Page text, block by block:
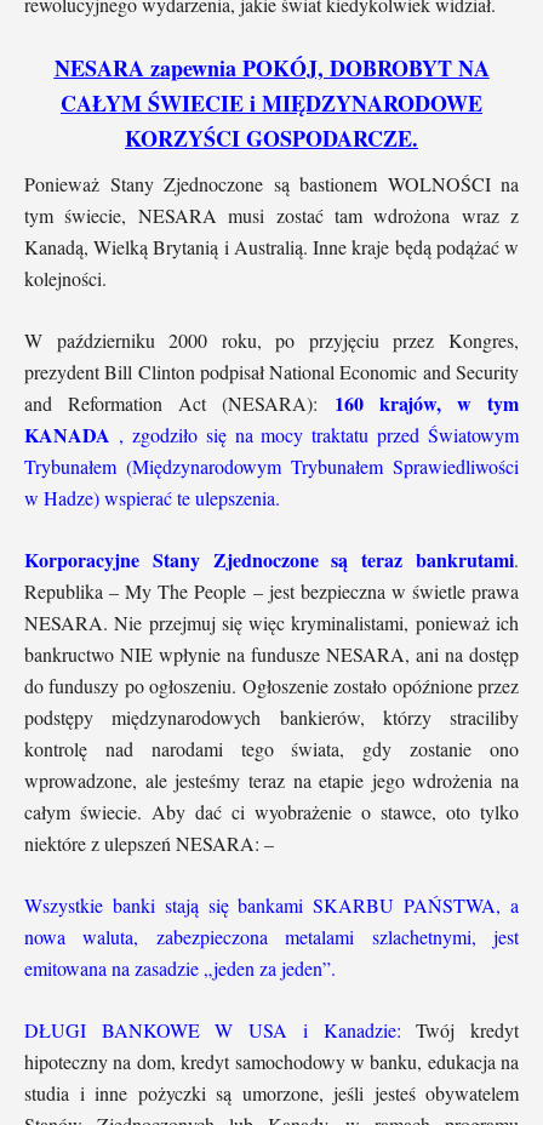
NESARA zapewnia POKÓJ, DOBROBYT NA
CAŁYM ŚWIECIE i MIĘDZYNARODOWE
KORZYŚCI GOSPODARCZE.
Ponieważ Stany Zjednoczone są bastionem WOLNOŚCI na
tym świecie, NESARA musi zostać tam wdrożona wraz z
Kanadą, Wielką Brytanią i Australią. Inne kraje będą podążać w
kolejności.
W październiku 2000 roku, po przyjęciu przez Kongres,
prezydent Bill Clinton podpisał National Economic and Security
and Reformation Act (NESARA): 160 krajów, w tym
KANADA , zgodziło się na mocy traktatu przed Światowym
Trybunałem (Międzynarodowym Trybunałem Sprawiedliwości
w Hadze) wspierać te ulepszenia.
Korporacyjne Stany Zjednoczone są teraz bankrutami.
Republika – My The People – jest bezpieczna w świetle prawa
NESARA. Nie przejmuj się więc kryminalistami, ponieważ ich
bankructwo NIE wpłynie na fundusze NESARA, ani na dostęp
do funduszy po ogłoszeniu. Ogłoszenie zostało opóźnione przez
podstępy międzynarodowych bankierów, którzy straciliby
kontrolę nad narodami tego świata, gdy zostanie ono
wprowadzone, ale jesteśmy teraz na etapie jego wdrożenia na
całym świecie. Aby dać ci wyobrażenie o stawce, oto tylko
niektóre z ulepszeń NESARA: –
Wszystkie banki stają się bankami SKARBU PAŃSTWA, a
nowa waluta, zabezpieczona metalami szlachetnymi, jest
emitowana na zasadzie „jeden za jeden”.
DŁUGI BANKOWE W USA i Kanadzie: Twój kredyt
hipoteczny na dom, kredyt samochodowy w banku, edukacja na
studia i inne pożyczki są umorzone, jeśli jesteś obywatelem